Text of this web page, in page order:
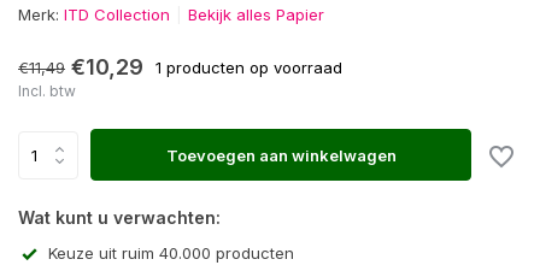
Merk: ITD Collection Bekijk alles Papier
€11,49 €10,29 1 producten op voorraad
Incl. btw
Toevoegen aan winkelwagen
Wat kunt u verwachten:
Keuze uit ruim 40.000 producten